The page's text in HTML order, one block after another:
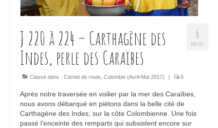
6
JUIN 2017
J 220 à 224 – Carthagène des
Indes, perle des Caraïbes
Classé dans : Carnet de route Colombie (Avril-Mai 2017) | 0
Après notre traversée en voilier par la mer des Caraïbes,
nous avons débarqué en piétons dans la belle cité de
Carthagène des Indes, sur la côte Colombienne. Une fois
passé l’enceinte des remparts qui subsistent encore sur